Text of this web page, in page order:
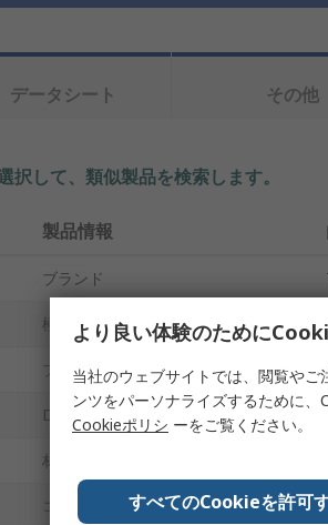
データシート その他
して、類似製品を検索します。
製品情報
ブランド
極数
プロダクトタイプ
D-Subシェルサイズ
材質
コネクタタイプD
より良い体験のために
当社のウェブサイトでは、閲覧や
ンツをパーソナライズするために、
Cookieポリシ ーをご覧ください。
すべてのCookieを許可